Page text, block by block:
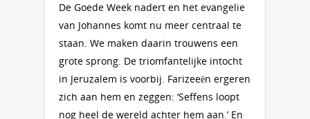
De Goede Week nadert en het evangelie
van Johannes komt nu meer centraal te
staan. We maken daarin trouwens een
grote sprong. De triomfantelijke intocht
in Jeruzalem is voorbij. Farizeeën ergeren
zich aan hem en zeggen: ‘Seffens loopt
nog heel de wereld achter hem aan.’ En